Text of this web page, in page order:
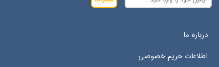
درباره ما
اطلاعات حریم خصوصی